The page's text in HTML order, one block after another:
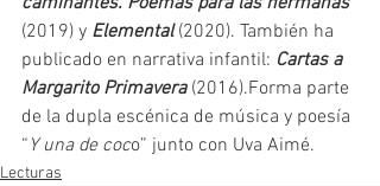
(2019) y Elemental (2020). También ha
publicado en narrativa infantil: Cartas a
Margarito Primavera (2016).Forma parte
de la dupla escénica de música y poesía
“ Y una de coco” junto con Uva Aimé.
Lecturas